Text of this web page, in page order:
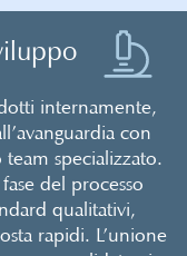
internamente,
con
specializzato.
del processo
qualitativi,
rapidi. L’unione